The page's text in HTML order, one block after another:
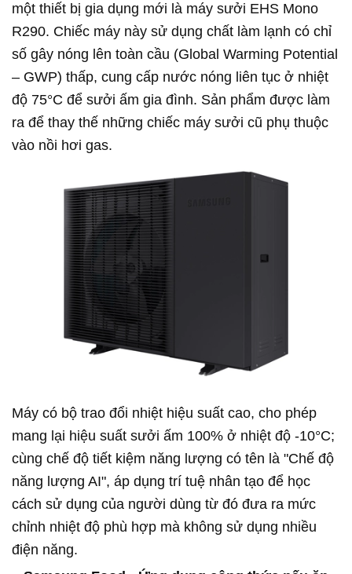
một thiết bị gia dụng mới là máy sưởi EHS Mono
R290. Chiếc máy này sử dụng chất làm lạnh có chỉ
số gây nóng lên toàn cầu (Global Warming Potential
– GWP) thấp, cung cấp nước nóng liên tục ở nhiệt
độ 75°C để sưởi ấm gia đình. Sản phẩm được làm
ra để thay thế những chiếc máy sưởi cũ phụ thuộc
vào nồi hơi gas.
Máy có bộ trao đổi nhiệt hiệu suất cao, cho phép
mang lại hiệu suất sưởi ấm 100% ở nhiệt độ -10°C;
cùng chế độ tiết kiệm năng lượng có tên là "Chế độ
năng lượng AI", áp dụng trí tuệ nhân tạo để học
cách sử dụng của người dùng từ đó đưa ra mức
chỉnh nhiệt độ phù hợp mà không sử dụng nhiều
điện năng.